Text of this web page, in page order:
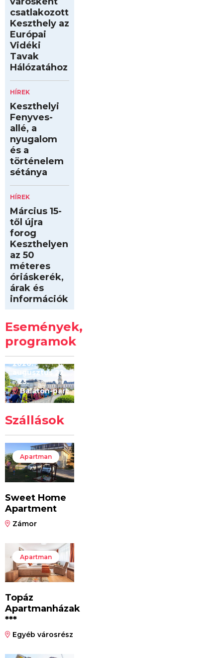
csatlakozott
Keszthely az
Európai
Vidéki
Tavak
Hálózatához
HÍREK
Keszthelyi
Fenyves-
allé, a
nyugalom
és a
történelem
sétánya
HÍREK
Március 15-
től újra
forog
Keszthelyen
az 50
méteres
óriáskerék,
árak és
információk
Események,
programok
Kilóméterek
2026
2026.
augusztus 22
– 23.
Balaton-part
Szállások
Apartman
Sweet Home
Apartment
Zámor
Apartman
Topáz
Apartmanházak
***
Egyéb városrész